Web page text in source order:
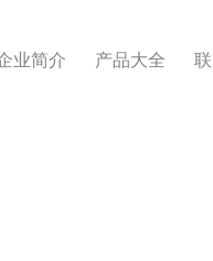
业简介 产品大全